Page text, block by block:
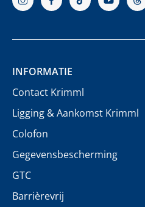
INFORMATIE
Contact Krimml
Ligging & Aankomst Krimml
Colofon
Gegevensbescherming
GTC
Barrièrevrij